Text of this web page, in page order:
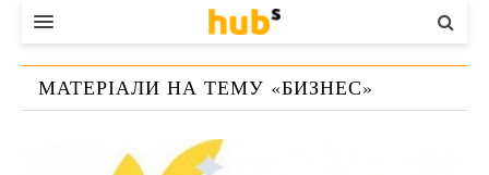
ВЛАДА
ЕКОНОМІКА
МАТЕРІАЛИ НА ТЕМУ «БИЗНЕС»